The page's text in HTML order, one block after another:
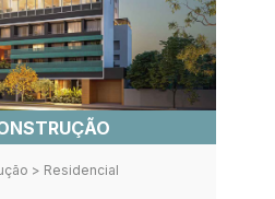
> Residencial